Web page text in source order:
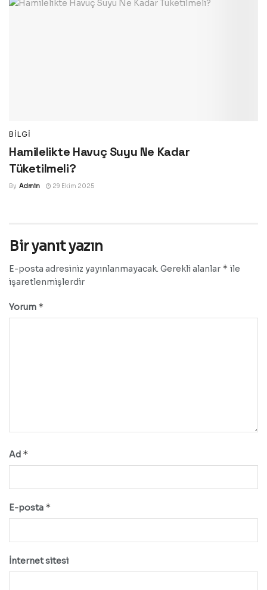
BILGI
Hamilelikte Havuç Suyu Ne Kadar
Tüketilmeli?
By Admin 29 Ekim 2025
Bir yanıt yazın
E-posta adresiniz yayınlanmayacak. Gerekli alanlar * ile
işaretlenmişlerdir
Yorum *
Ad *
E-posta *
İnternet sitesi